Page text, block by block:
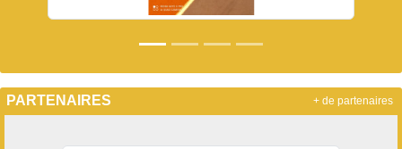
PARTENAIRES + de partenaires